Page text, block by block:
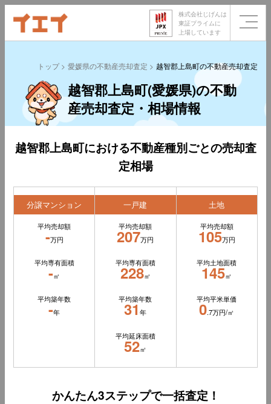
株式会社じげんは
東証プライムに
上場しています
トップ 愛媛県の不動産売却査定 越智郡上島町の不動産売却査定
越智郡上島町(愛媛県)の不動
産売却査定・相場情報
越智郡上島町における不動産種別ごとの売却査
定相場
分譲マンション
平均売却額
-万円
平均専有面積
-㎡
平均築年数
-年
一戸建
平均売却額
207万円
平均専有面積
228㎡
平均築年数
31年
平均延床面積
52㎡
土地
平均売却額
105万円
平均土地面積
145㎡
平均平米単価
0.7万円/㎡
かんたん3ステップで一括査定！